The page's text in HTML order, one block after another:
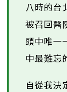
八時的台
被召回醫
頭中唯一
中最難忘
自從我決